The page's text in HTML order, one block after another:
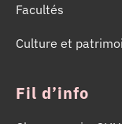
Facultés
Culture et
Fil d’info